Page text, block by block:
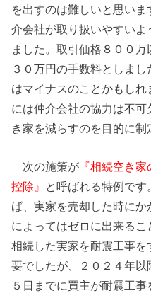
を出すのは難しいと思い
介会社が取り扱いやすい
ました。取引価格８００
３０万円の手数料としま
はマイナスのことかもし
には仲介会社の協力は不
き家を減らすのを目的に制
次の施策が 『相続空き
控除』 と呼ばれる特例で
ば、実家を売却した時に
によってはゼロに出来る
相続した実家を耐震工事
要でしたが、２０２４年以
５日までに買主が耐震工